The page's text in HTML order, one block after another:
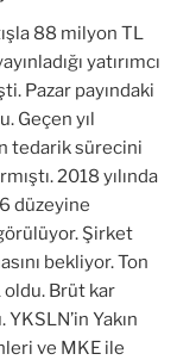
88 milyon TL
yatırımcı
Pazar payındaki
Geçen yıl
tedarik sürecini
2018 yılında
düzeyine
Şirket
bekliyor. Ton
oldu. Brüt kar
Yakın
ve MKE ile